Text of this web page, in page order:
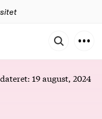
19 august, 2024